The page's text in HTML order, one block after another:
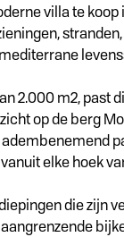
villa te
2.000 m2,
op de berg
elke hoek
die zijn